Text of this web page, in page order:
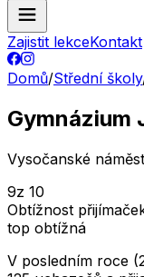
Zajistit lekceKontakt
Domů/Střední školy
Gymnázium
Vysočanské
9z 10
Obtížnost
top obtížná
V posledním roce